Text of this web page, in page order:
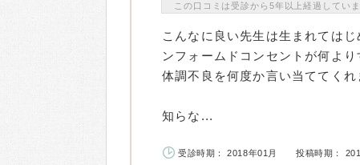
この口コミは受診から5年以上経過していま
こんなに良い先生は生まれては
ンフォームドコンセントが何よ
体調不良を何度か言い当ててくれ
知らな...
受診時期： 2018年01月 投稿時期：